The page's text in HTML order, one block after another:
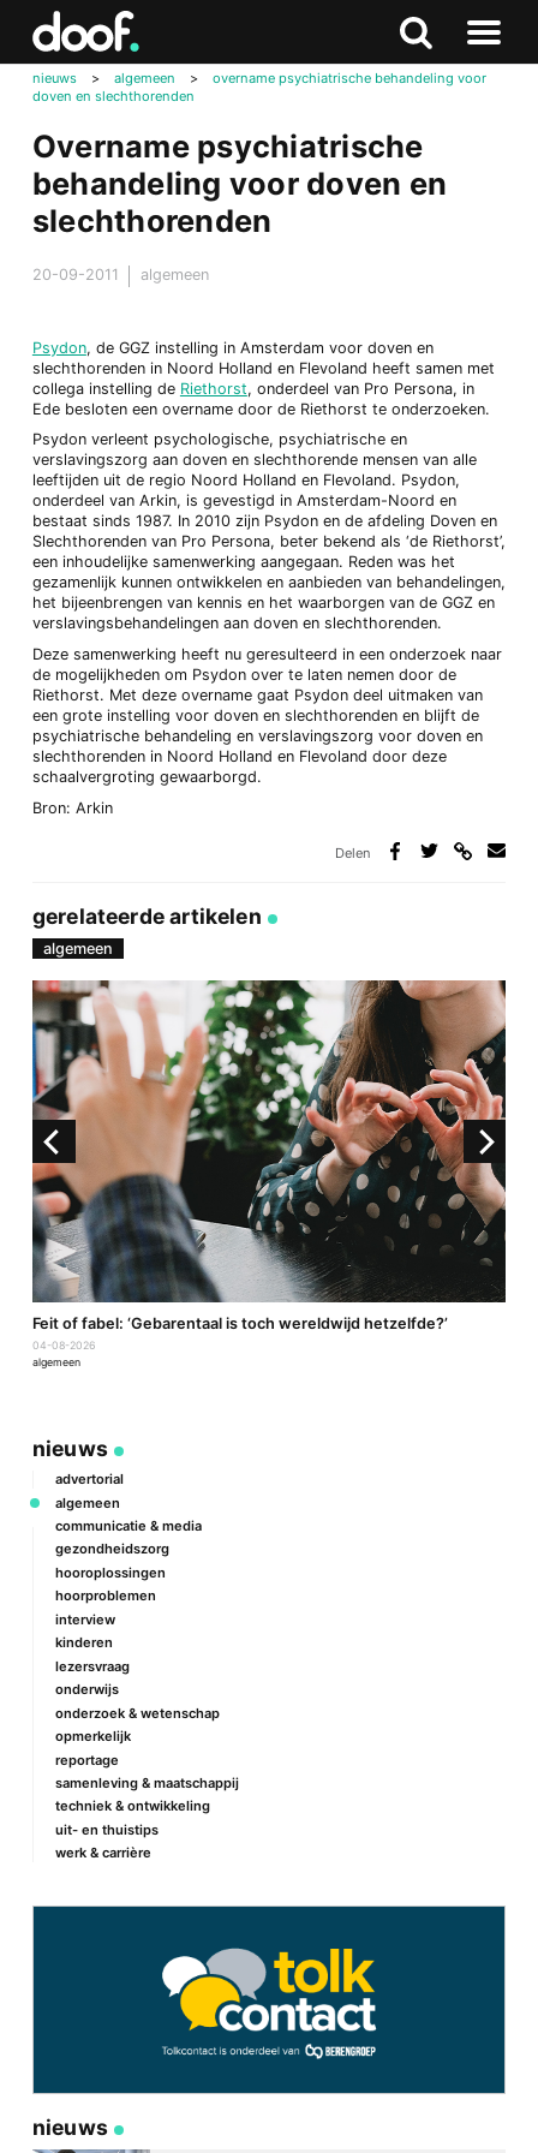
Zoeken
Naar
menu
nieuws > algemeen >
overname psychiatrische behandeling voor
doven en slechthorenden
Overname psychiatrische
behandeling voor doven en
slechthorenden
20-09-2011 algemeen
Psydon, de GGZ instelling in Amsterdam voor doven en
slechthorenden in Noord Holland en Flevoland heeft samen met
collega instelling de Riethorst, onderdeel van Pro Persona, in
Ede besloten een overname door de Riethorst te onderzoeken.
Psydon verleent psychologische, psychiatrische en
verslavingszorg aan doven en slechthorende mensen van alle
leeftijden uit de regio Noord Holland en Flevoland. Psydon,
onderdeel van Arkin, is gevestigd in Amsterdam-Noord en
bestaat sinds 1987. In 2010 zijn Psydon en de afdeling Doven en
Slechthorenden van Pro Persona, beter bekend als ‘de Riethorst’,
een inhoudelijke samenwerking aangegaan. Reden was het
gezamenlijk kunnen ontwikkelen en aanbieden van behandelingen,
het bijeenbrengen van kennis en het waarborgen van de GGZ en
verslavingsbehandelingen aan doven en slechthorenden.
Deze samenwerking heeft nu geresulteerd in een onderzoek naar
de mogelijkheden om Psydon over te laten nemen door de
Riethorst. Met deze overname gaat Psydon deel uitmaken van
een grote instelling voor doven en slechthorenden en blijft de
psychiatrische behandeling en verslavingszorg voor doven en
slechthorenden in Noord Holland en Flevoland door deze
schaalvergroting gewaarborgd.
Bron: Arkin
Delen
gerelateerde artikelen
algemeen
Feit of fabel: ‘Gebarentaal is toch wereldwijd hetzelfde?’
04-08-2026
algemeen
nieuws
advertorial
algemeen
communicatie & media
gezondheidszorg
hooroplossingen
hoorproblemen
interview
kinderen
lezersvraag
onderwijs
onderzoek & wetenschap
opmerkelijk
reportage
samenleving & maatschappij
techniek & ontwikkeling
uit- en thuistips
werk & carrière
nieuws
Doof.nl
Zoeken
naar